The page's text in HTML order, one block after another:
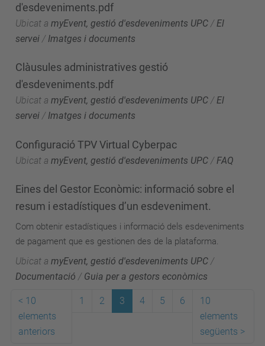
d'esdeveniments.pdf
Ubicat a myEvent, gestió d'esdeveniments UPC / El
servei / Imatges i documents
Clàusules administratives gestió
d'esdeveniments.pdf
Ubicat a myEvent, gestió d'esdeveniments UPC /El
servei / Imatges i documents
Configuració TPV Virtual Cyberpac
Ubicat a myEvent, gestió d'esdeveniments UPC / FAQ
Eines del Gestor Econòmic: informació sobre el
resum i estadístiques d’un esdeveniment.
Com obtenir estadístiques i informació dels esdeveniments
de pagament que es gestionen des de la plataforma.
Ubicat a myEvent, gestió d'esdeveniments UPC /
Documentació / Guia per a gestors econòmics
< 10
elements
anteriors
1 2 3 4 5 6
10
elements
següents >